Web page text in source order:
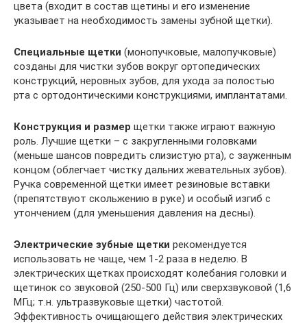
цвета (входит в состав щетины и его изменение
указывает на необходимость замены зубной щетки).
Специальные щетки (монопучковые, малопучковые)
созданы для чистки зубов вокруг ортопедических
конструкций, неровных зубов, для ухода за полостью
рта с ортодонтическими конструкциями, имплантатами.
Конструкция и размер щетки также играют важную
роль. Лучшие щетки – с закругленными головками
(меньше шансов повредить слизистую рта), с зауженным
концом (облегчает чистку дальних жевательных зубов).
Ручка современной щетки имеет резиновые вставки
(препятствуют скольжению в руке) и особый изгиб с
утончением (для уменьшения давления на десны).
Электрические зубные щетки рекомендуется
использовать не чаще, чем 1-2 раза в неделю. В
электрических щетках происходят колебания головки и
щетинок со звуковой (250-500 Гц) или сверхзвуковой (1,6
МГц; т.н. ультразвуковые щетки) частотой.
Эффективность очищающего действия электрических